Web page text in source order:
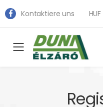
Kontaktiere uns HUF
Toggle